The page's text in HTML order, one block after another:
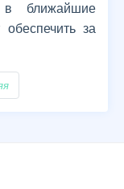
ближайшие
за